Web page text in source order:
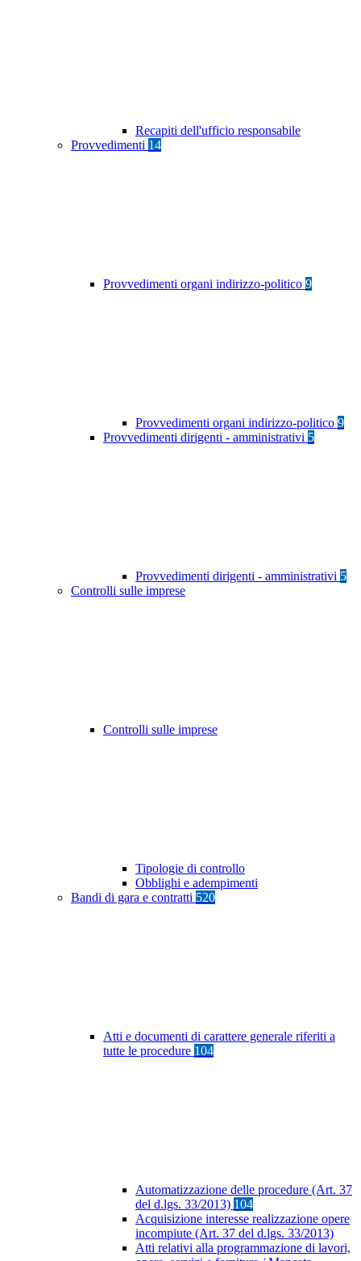
Recapiti dell'ufficio responsabile
Provvedimenti 14
Provvedimenti organi indirizzo-politico 9
Provvedimenti organi indirizzo-politico 9
Provvedimenti dirigenti - amministrativi 5
Provvedimenti dirigenti - amministrativi 5
Controlli sulle imprese
Controlli sulle imprese
Tipologie di controllo
Obblighi e adempimenti
Bandi di gara e contratti 520
Atti e documenti di carattere generale riferiti a
tutte le procedure 104
Automatizzazione delle procedure (Art. 37
del d.lgs. 33/2013) 104
Acquisizione interesse realizzazione opere
incompiute (Art. 37 del d.lgs. 33/2013)
Atti relativi alla programmazione di lavori,